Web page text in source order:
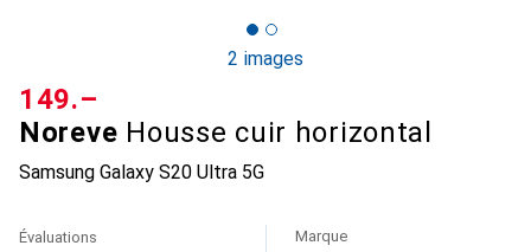
2 images
Noreve Housse cuir horizontal
Samsung Galaxy S20 Ultra 5G
CHF
149.–
Évaluations Marque